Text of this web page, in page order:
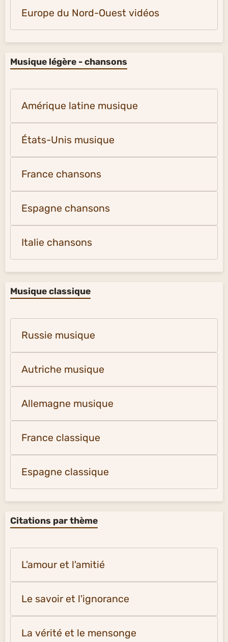
Europe du Nord-Ouest vidéos
Musique légère - chansons
Amérique latine musique
États-Unis musique
France chansons
Espagne chansons
Italie chansons
Musique classique
Russie musique
Autriche musique
Allemagne musique
France classique
Espagne classique
Citations par thème
L'amour et l'amitié
Le savoir et l'ignorance
La vérité et le mensonge